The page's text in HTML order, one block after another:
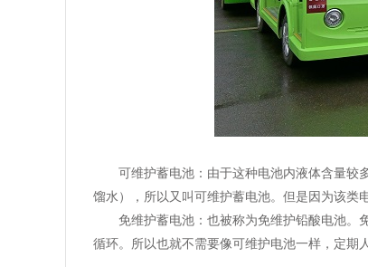
可维护蓄电池：由于这种电池内液体含量较
馏水），所以又叫可维护蓄电池。但是因为该类
免维护蓄电池：也被称为免维护铅酸电池。
循环。所以也就不需要像可维护电池一样，定期